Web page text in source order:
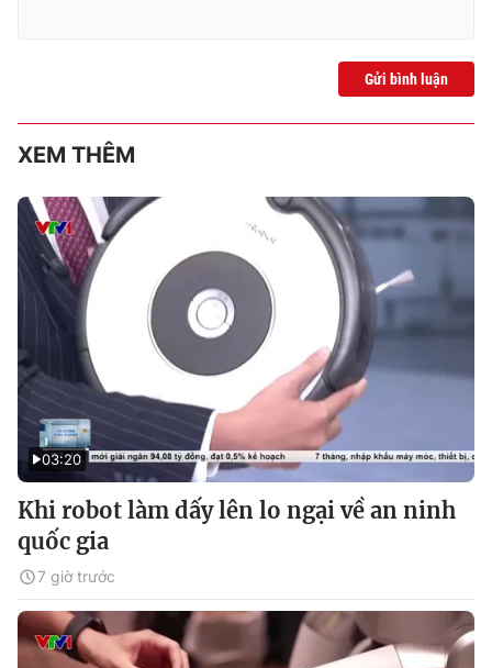
Gửi bình luận
XEM THÊM
03:20
Khi robot làm dấy lên lo ngại về an ninh
quốc gia
7 giờ trước